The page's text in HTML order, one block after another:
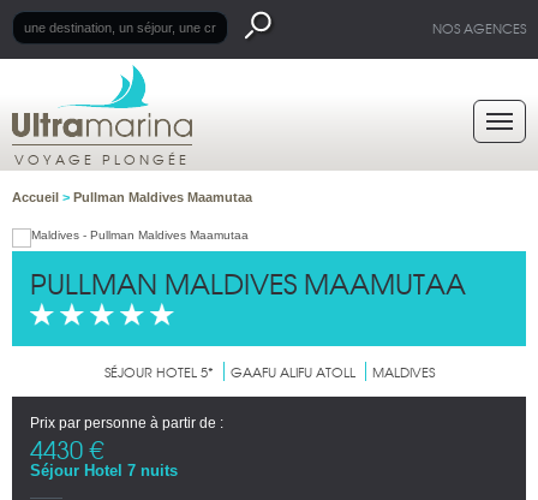
NOS AGENCES
VOYAGE PLONGÉE
Accueil > Pullman Maldives Maamutaa
PULLMAN MALDIVES MAAMUTAA
SÉJOUR HOTEL 5* GAAFU ALIFU ATOLL MALDIVES
Prix par personne à partir de :
4430 €
Séjour Hotel 7 nuits